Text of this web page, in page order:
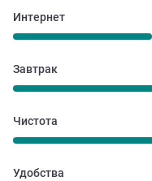
Интернет
Завтрак
Чистота
Удобства